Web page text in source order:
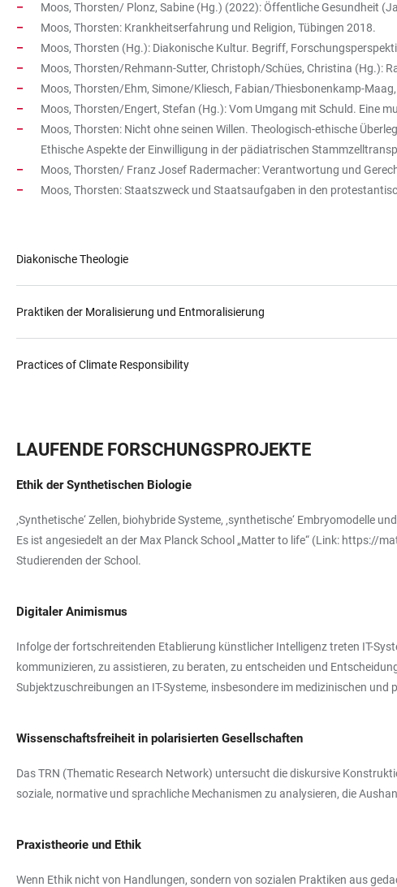
Moos, Thorsten/ Plonz, Sabine (Hg.) (2022): Öffentliche Gesundheit
Moos, Thorsten: Krankheitserfahrung und Religion, Tübingen 2018.
Moos, Thorsten (Hg.): Diakonische Kultur. Begriff,
Moos, Thorsten/Rehmann-Sutter, Christoph/Schües, Christina (Hg.):
Moos, Thorsten/Ehm, Simone/Kliesch, Fabian/Thiesbonenkamp-
Moos, Thorsten/Engert, Stefan (Hg.): Vom Umgang mit Schuld. Eine
Moos, Thorsten: Nicht ohne seinen Willen. Theologisch-ethische
Ethische Aspekte der Einwilligung in der pädiatrischen
Moos, Thorsten/ Franz Josef Radermacher: Verantwortung und
Moos, Thorsten: Staatszweck und Staatsaufgaben in den
Diakonische Theologie
Praktiken der Moralisierung und Entmoralisierung
Practices of Climate Responsibility
LAUFENDE FORSCHUNGSPROJEKTE
Ethik der Synthetischen Biologie
‚Synthetische‘ Zellen, biohybride Systeme, ‚synthetische‘
Es ist angesiedelt an der Max Planck School „Matter to life“ (Link: https://
Studierenden der School.
Digitaler Animismus
Infolge der fortschreitenden Etablierung künstlicher Intelligenz treten IT-
kommunizieren, zu assistieren, zu beraten, zu entscheiden und
Subjektzuschreibungen an IT-Systeme, insbesondere im medizinischen und
Wissenschaftsfreiheit in polarisierten Gesellschaften
Das TRN (Thematic Research Network) untersucht die diskursive
soziale, normative und sprachliche Mechanismen zu analysieren, die
Praxistheorie und Ethik
Wenn Ethik nicht von Handlungen, sondern von sozialen Praktiken aus